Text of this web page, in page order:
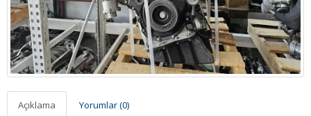
Açıklama Yorumlar (0)